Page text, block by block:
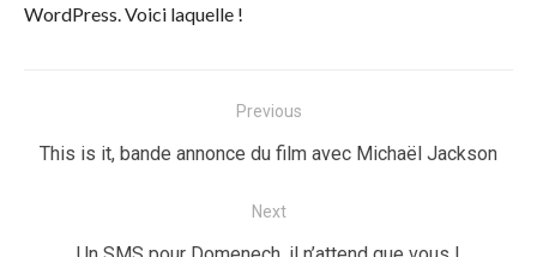
WordPress. Voici laquelle !
de
Previous
Previous
This is it, bande annonce du film avec Michaël Jackson
Next